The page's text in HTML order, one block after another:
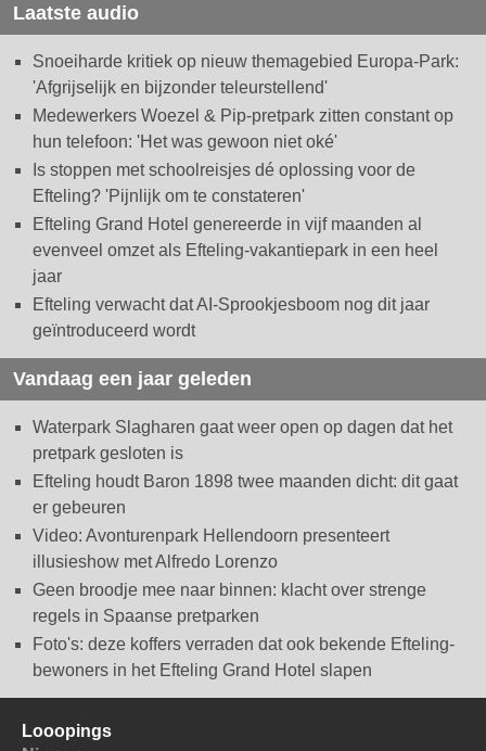
Laatste audio
Snoeiharde kritiek op nieuw themagebied Europa-Park:
'Afgrijselijk en bijzonder teleurstellend'
Medewerkers Woezel & Pip-pretpark zitten constant op
hun telefoon: 'Het was gewoon niet oké'
Is stoppen met schoolreisjes dé oplossing voor de
Efteling? 'Pijnlijk om te constateren'
Efteling Grand Hotel genereerde in vijf maanden al
evenveel omzet als Efteling-vakantiepark in een heel
jaar
Efteling verwacht dat AI-Sprookjesboom nog dit jaar
geïntroduceerd wordt
Vandaag een jaar geleden
Waterpark Slagharen gaat weer open op dagen dat het
pretpark gesloten is
Efteling houdt Baron 1898 twee maanden dicht: dit gaat
er gebeuren
Video: Avonturenpark Hellendoorn presenteert
illusieshow met Alfredo Lorenzo
Geen broodje mee naar binnen: klacht over strenge
regels in Spaanse pretparken
Foto's: deze koffers verraden dat ook bekende Efteling-
bewoners in het Efteling Grand Hotel slapen
Looopings